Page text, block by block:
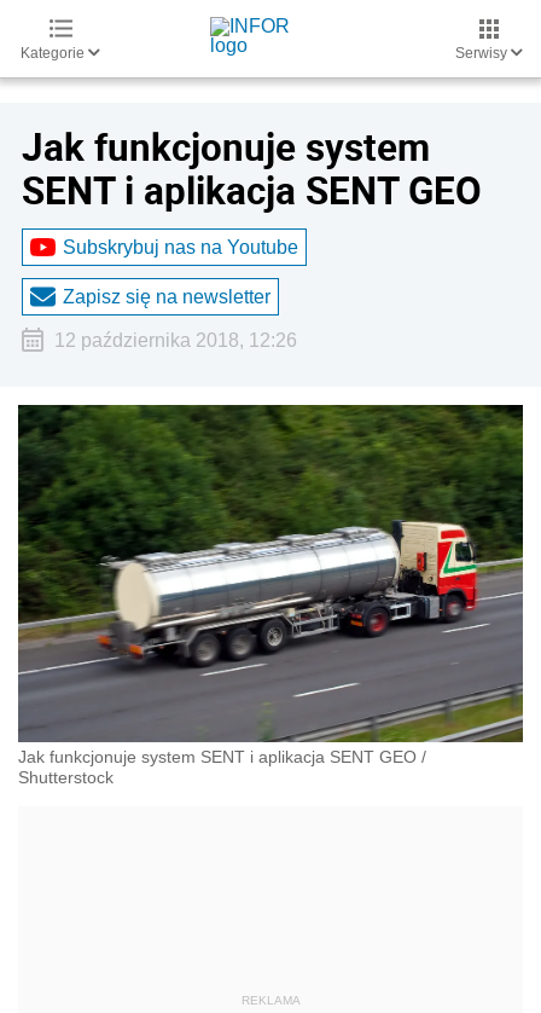
Kategorie Serwisy
Jak funkcjonuje system
SENT i aplikacja SENT GEO
Subskrybuj nas na Youtube
Zapisz się na newsletter
12 października 2018, 12:26
Jak funkcjonuje system SENT i aplikacja SENT GEO /
Shutterstock